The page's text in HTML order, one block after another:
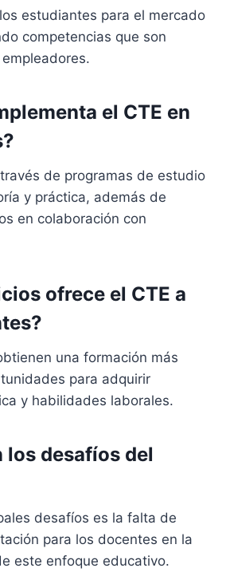
estudiantes para el mercado
competencias que son
el CTE en
de programas de estudio
y práctica, además de
en colaboración con
ofrece el CTE a
una formación más
para adquirir
y habilidades laborales.
los desafíos del
desafíos es la falta de
para los docentes en la
este enfoque educativo.